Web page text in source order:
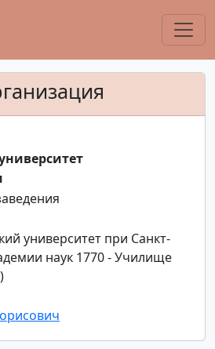
университет при Санкт-
наук 1770 - Училище